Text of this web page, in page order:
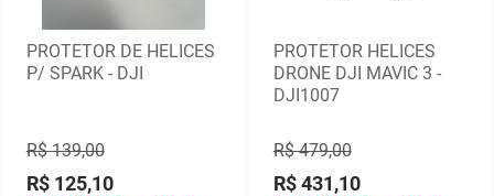
PROTETOR DE HELICES
P/ SPARK - DJI
R$ 139,00
R$ 125,10
PROTETOR HELICES
DRONE DJI MAVIC 3 -
DJI1007
R$ 479,00
R$ 431,10